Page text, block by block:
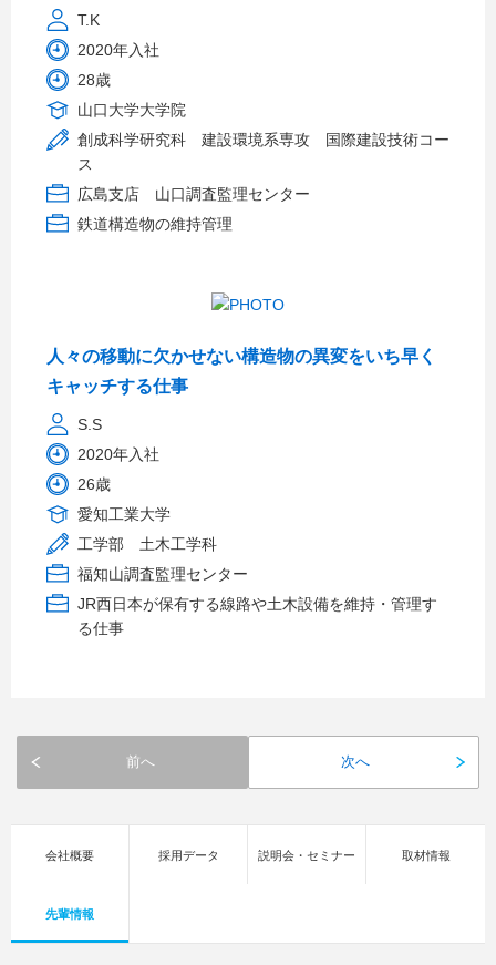
T.K
2020年入社
28歳
山口大学大学院
創成科学研究科 建設環境系専攻 国際建設技術コー
ス
広島支店 山口調査監理センター
鉄道構造物の維持管理
人々の移動に欠かせない構造物の異変をいち早く
キャッチする仕事
S.S
2020年入社
26歳
愛知工業大学
工学部 土木工学科
福知山調査監理センター
JR西日本が保有する線路や土木設備を維持・管理す
る仕事
前へ 次へ
会社概要 採用データ 説明会・セミナー 取材情報
先輩情報